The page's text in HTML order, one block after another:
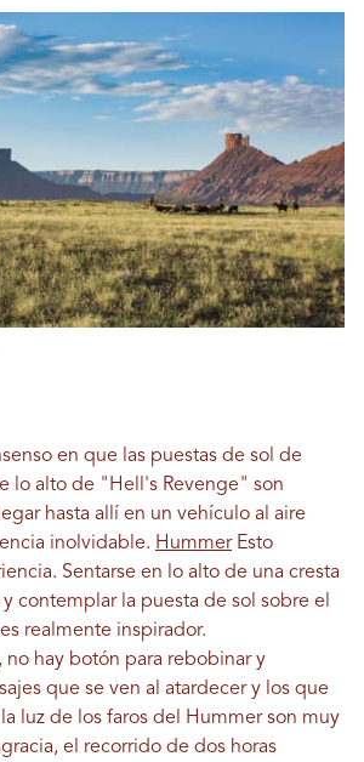
en que las puestas de sol de
lo alto de "Hell's Revenge" son
hasta allí en un vehículo al aire
inolvidable. HummerEsto
Sentarse en lo alto de una cresta
y contemplar la puesta de sol sobre el
realmente inspirador.
no hay botón para rebobinar y
que se ven al atardecer y los que
luz de los faros del Hummer son muy
el recorrido de dos horas